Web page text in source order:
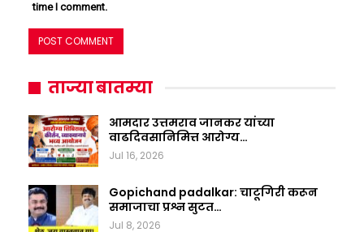
time I comment.
ताज्या बातम्या
आमदार उत्तमराव जानकर यांच्या
वाढदिवसानिमित्त आरोग्य…
Jul 16, 2026
Gopichand padalkar: चाटूगिरी करून
समाजाचा प्रश्न सुटत…
Jul 8, 2026